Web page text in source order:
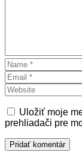
Uložiť moje
prehliadači pre